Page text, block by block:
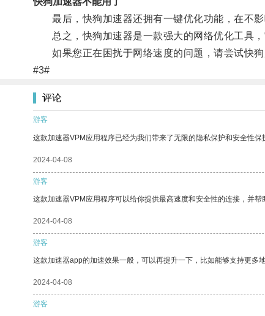
最后，快狗加速器还拥有一键优化功能，在不影
总之，快狗加速器是一款强大的网络优化工具，
如果您正在困扰于网络速度的问题，请尝试快狗
#3#
评论
游客
这款加速器VPM应用程序已经为我们带来了无限的隐私保护和安全性保
2024-04-08
游客
这款加速器VPM应用程序可以给你提供最高速度和安全性的连接，并帮
2024-04-08
游客
这款加速器app的加速效果一般，可以再提升一下，比如能够支持更多地
2024-04-08
游客